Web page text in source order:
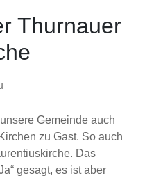
Thurnauer
Gemeinde auch
zu Gast. So auch
Das
gesagt, es ist aber